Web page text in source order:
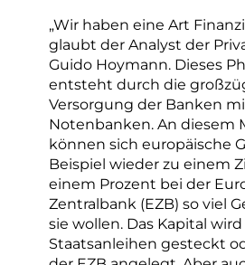
„Wir haben eine Art
glaubt der Analyst der
Guido Hoymann. Dieses
entsteht durch die
Versorgung der Banken
Notenbanken. An diesem
können sich europäische
Beispiel wieder zu einem
einem Prozent bei der
Zentralbank (EZB) so viel
sie wollen. Das Kapital
Staatsanleihen gesteckt